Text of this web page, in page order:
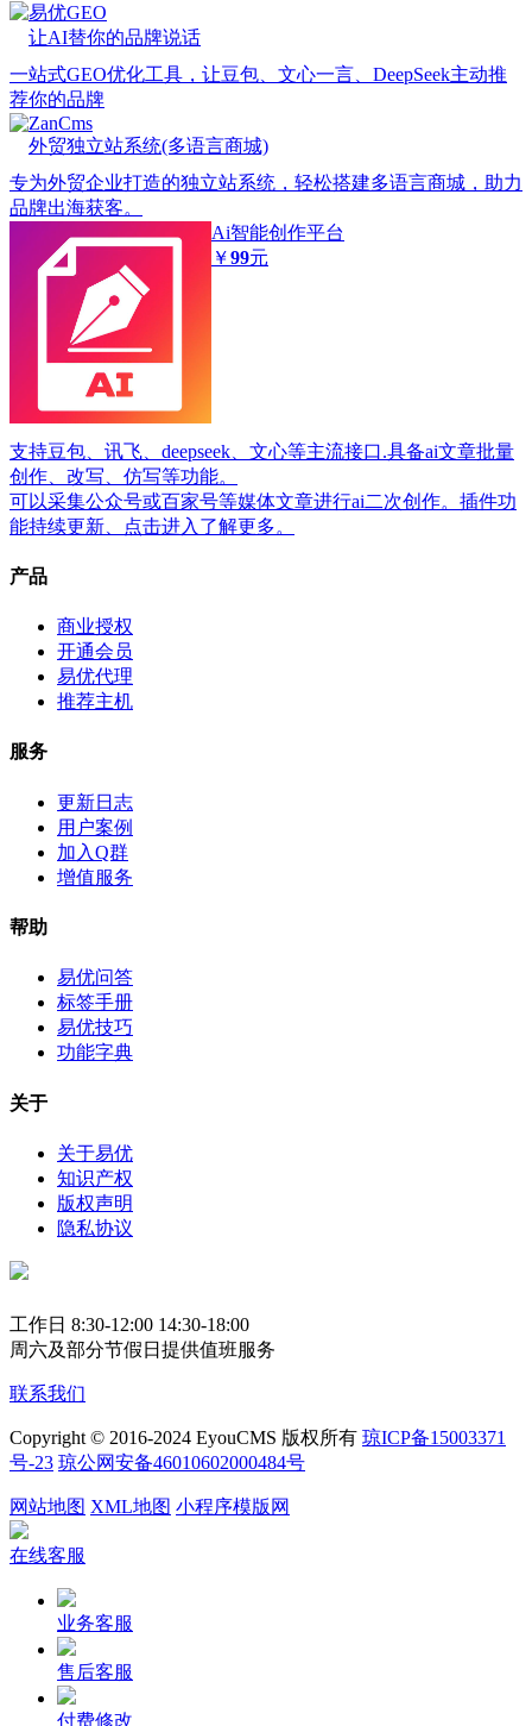
易优GEO
让AI替你的品牌说话
一站式GEO优化工具，让豆包、文心一言、DeepSeek主动推
荐你的品牌
ZanCms
外贸独立站系统(多语言商城)
专为外贸企业打造的独立站系统，轻松搭建多语言商城，助力
品牌出海获客。
Ai智能创作平台
￥99元
支持豆包、讯飞、deepseek、文心等主流接口.具备ai文章批量
创作、改写、仿写等功能。
可以采集公众号或百家号等媒体文章进行ai二次创作。插件功
能持续更新、点击进入了解更多。
产品
商业授权
开通会员
易优代理
推荐主机
服务
更新日志
用户案例
加入Q群
增值服务
帮助
易优问答
标签手册
易优技巧
功能字典
关于
关于易优
知识产权
版权声明
隐私协议
工作日 8:30-12:00 14:30-18:00
周六及部分节假日提供值班服务
联系我们
Copyright © 2016-2024 EyouCMS 版权所有 琼ICP备15003371
号-23 琼公网安备46010602000484号
网站地图 XML地图 小程序模版网
在线客服
业务客服
售后客服
付费修改